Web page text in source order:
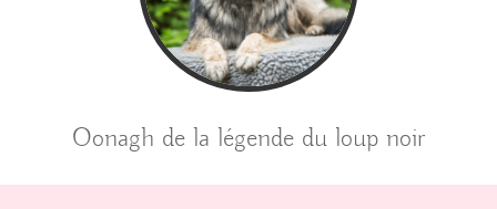
Oonagh de la légende du loup noir